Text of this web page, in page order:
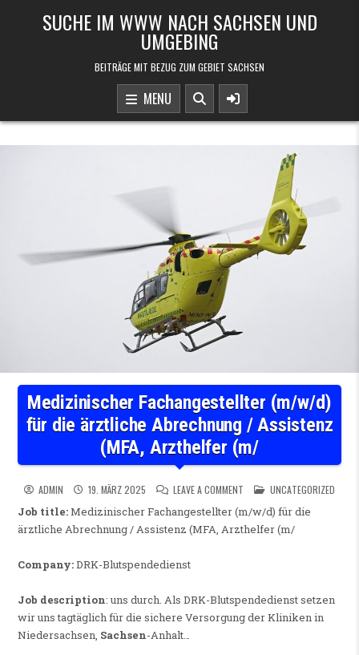
SUCHE IM WWW NACH SACHSEN UND
UMGEBING
BEITRÄGE MIT BEZUG ZUM GEBIET SACHSEN
MENU
Medizinischer Fachangestellter (m/w/d)
für die ärztliche Abrechnung / Assistenz
(MFA, Arzthelfer (m/
ADMIN 19. MÄRZ 2025 LEAVE A COMMENT ON MEDIZINISCHER
POSTED IN
UNCATEGORIZED
Job title:Medizinischer Fachangestellter (m/w/d) für die
ärztliche Abrechnung / Assistenz (MFA, Arzthelfer (m/
Company:DRK-Blutspendedienst
Job description: uns durch. Als DRK-Blutspendedienst setzen
wir uns tagtäglich für die sichere Versorgung der Kliniken in
Niedersachsen, Sachsen-Anhalt…